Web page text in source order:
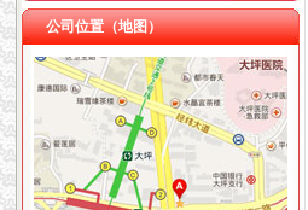
重庆卿倾商贸有限责任公司 渝江100万 （
重庆国洪体育设施有限公司
重庆星竣贸易有限责任公司 渝中100万 （
重庆海谛升进出口贸易有限公司 渝北100
重庆奕欣锦诚商贸有限公司 渝九50万 （
重庆信同广告有限公司 渝沙50万 （工商
重庆三虹房地产营销策划有限公司
重庆宝鹰汽车销售有限公司
公司位置（地图）
公司注册地址要求
公司注册地址要求有哪些
外资公司注册地址要求_找网（）
公司注册地址要求_注册公司要求-律快车
公司注册地址要求是什么？_搜狐财经_搜
公司注册地址要求是什么？-工商注册-香
2017年注册公司地址要求有哪些？_搜狐